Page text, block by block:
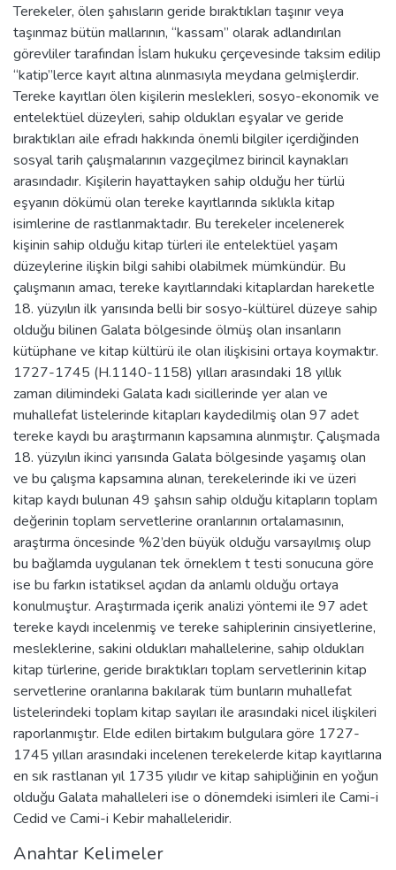
Terekeler, ölen şahısların geride bıraktıkları taşınır veya
taşınmaz bütün mallarının, “kassam” olarak adlandırılan
görevliler tarafından İslam hukuku çerçevesinde taksim edilip
“katip”lerce kayıt altına alınmasıyla meydana gelmişlerdir.
Tereke kayıtları ölen kişilerin meslekleri, sosyo-ekonomik ve
entelektüel düzeyleri, sahip oldukları eşyalar ve geride
bıraktıkları aile efradı hakkında önemli bilgiler içerdiğinden
sosyal tarih çalışmalarının vazgeçilmez birincil kaynakları
arasındadır. Kişilerin hayattayken sahip olduğu her türlü
eşyanın dökümü olan tereke kayıtlarında sıklıkla kitap
isimlerine de rastlanmaktadır. Bu terekeler incelenerek
kişinin sahip olduğu kitap türleri ile entelektüel yaşam
düzeylerine ilişkin bilgi sahibi olabilmek mümkündür. Bu
çalışmanın amacı, tereke kayıtlarındaki kitaplardan hareketle
18. yüzyılın ilk yarısında belli bir sosyo-kültürel düzeye sahip
olduğu bilinen Galata bölgesinde ölmüş olan insanların
kütüphane ve kitap kültürü ile olan ilişkisini ortaya koymaktır.
1727-1745 (H.1140-1158) yılları arasındaki 18 yıllık
zaman dilimindeki Galata kadı sicillerinde yer alan ve
muhallefat listelerinde kitapları kaydedilmiş olan 97 adet
tereke kaydı bu araştırmanın kapsamına alınmıştır. Çalışmada
18. yüzyılın ikinci yarısında Galata bölgesinde yaşamış olan
ve bu çalışma kapsamına alınan, terekelerinde iki ve üzeri
kitap kaydı bulunan 49 şahsın sahip olduğu kitapların toplam
değerinin toplam servetlerine oranlarının ortalamasının,
araştırma öncesinde %2’den büyük olduğu varsayılmış olup
bu bağlamda uygulanan tek örneklem t testi sonucuna göre
ise bu farkın istatiksel açıdan da anlamlı olduğu ortaya
konulmuştur. Araştırmada içerik analizi yöntemi ile 97 adet
tereke kaydı incelenmiş ve tereke sahiplerinin cinsiyetlerine,
mesleklerine, sakini oldukları mahallelerine, sahip oldukları
kitap türlerine, geride bıraktıkları toplam servetlerinin kitap
servetlerine oranlarına bakılarak tüm bunların muhallefat
listelerindeki toplam kitap sayıları ile arasındaki nicel ilişkileri
raporlanmıştır. Elde edilen birtakım bulgulara göre 1727-
1745 yılları arasındaki incelenen terekelerde kitap kayıtlarına
en sık rastlanan yıl 1735 yılıdır ve kitap sahipliğinin en yoğun
olduğu Galata mahalleleri ise o dönemdeki isimleri ile Cami-i
Cedid ve Cami-i Kebir mahalleleridir.
Anahtar Kelimeler